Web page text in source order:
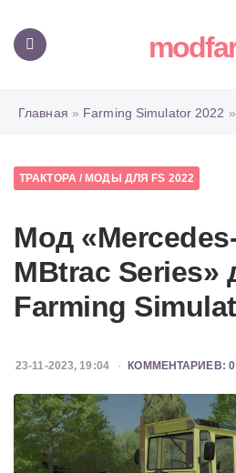
Главная » Farming Simulator 2022 »
ТРАКТОРА/ МОДЫ ДЛЯ FS 2022
Мод
MBtrac Series»
Farming
23-11-2023, 19:04 КОММЕНТАРИЕВ: 0